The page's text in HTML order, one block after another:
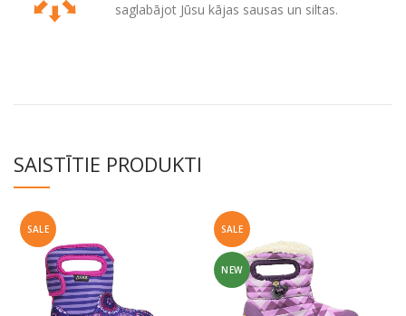
saglabājot Jūsu kājas sausas un siltas.
SAISTĪTIE PRODUKTI
SALE SALE
NEW